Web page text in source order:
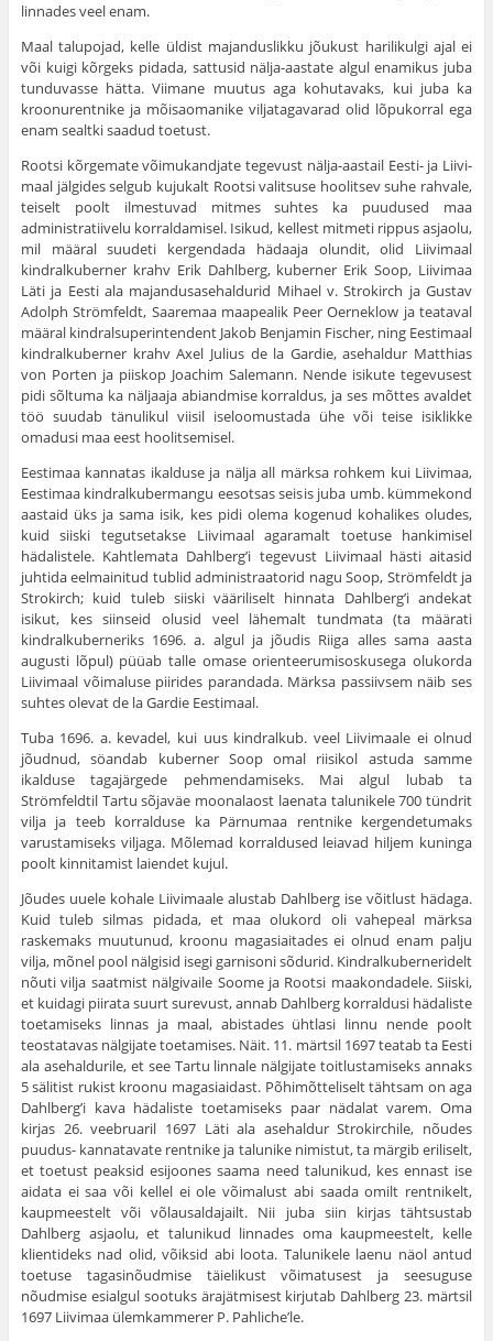
linnades veel enam.
Maal talupojad, kelle üldist majanduslikku jõukust harilikulgi ajal ei
või kuigi kõrgeks pidada, sattusid nälja-aastate algul enamikus juba
tun­duvasse hätta. Viimane muutus aga kohutavaks, kui juba ka
kroonurentnike ja mõisaomanike viljatagavarad olid lõpukorral ega
enam sealtki saadud toetust.
Rootsi kõrgemate võimukandjate tegevust nälja-aastail Eesti- ja Liivi­
maal jälgides selgub kujukalt Rootsi valitsuse hoolitsev suhe rahvale,
tei­selt poolt ilmestuvad mitmes suhtes ka puudused maa
administratiivelu korraldamisel. Isikud, kellest mitmeti rippus asjaolu,
mil määral suudeti kergendada hädaaja olundit, olid Liivimaal
kindralkuberner krahv Erik Dahlberg, kuberner Erik Soop, Liivimaa
Läti ja Eesti ala majandusasehaldurid Mihael v. Strokirch ja Gustav
Adolph Strömfeldt, Saaremaa maapealik Peer Oerneklow ja teataval
määral kindralsuperintendent Jakob Benjamin Fischer, ning Eestimaal
kindralkuberner krahv Axel Julius de la Gardie, asehaldur Matthias
von Porten ja piiskop Joachim Salemann. Nende isikute tegevusest
pidi sõltuma ka näljaaja abiandmise korraldus, ja ses mõttes avaldet
töö suudab tänulikul viisil iseloomustada ühe või teise isiklikke
omadusi maa eest hoolitsemisel.
Eestimaa kannatas ikalduse ja nälja all märksa rohkem kui Liivimaa,
Eestimaa kindralkubermangu eesotsas seisis juba umb. kümmekond
aas­taid üks ja sama isik, kes pidi olema kogenud kohalikes oludes,
kuid siiski tegutsetakse Liivimaal agaramalt toetuse hankimisel
hädalistele. Kahtlemata Dahlberg’i tegevust Liivimaal hästi aitasid
juhtida eelmaini­tud tublid administraatorid nagu Soop, Strömfeldt ja
Strokirch; kuid tuleb siiski vääriliselt hinnata Dahlberg’i andekat
isikut, kes siinseid olusid veel lähemalt tundmata (ta määrati
kindralkuberneriks 1696. a. algul ja jõudis Riiga alles sama aasta
augusti lõpul) püüab talle omase orien­teerumisoskusega olukorda
Liivimaal võimaluse piirides parandada. Märksa passiivsem näib ses
suhtes olevat de la Gardie Eestimaal.
Tuba 1696. a. kevadel, kui uus kindralkub. veel Liivimaale ei olnud
jõudnud, söandab kuberner Soop omal riisikol astuda samme
ikalduse tagajärgede pehmendamiseks. Mai algul lubab ta
Strömfeldtil Tartu sõja­väe moonalaost laenata talunikele 700 tündrit
vilja ja teeb korralduse ka Pärnumaa rentnike kergendetumaks
varustamiseks viljaga. Mõle­mad korraldused leiavad hiljem kuninga
poolt kinnitamist laiendet kujul.
Jõudes uuele kohale Liivimaale alustab Dahlberg ise võitlust hädaga.
Kuid tuleb silmas pidada, et maa olukord oli vahepeal märksa
raskemaks muutunud, kroonu magasiaitades ei olnud enam palju
vilja, mõnel pool nälgisid isegi garnisoni sõdurid. Kindralkuberneridelt
nõuti vilja saatmist nälgivaile Soome ja Rootsi maakondadele. Siiski,
et kuidagi piirata suurt surevust, annab Dahlberg korraldusi hädaliste
toetamiseks linnas ja maal, abistades ühtlasi linnu nende poolt
teostatavas nälgijate toetamises. Näit. 11. märtsil 1697 teatab ta Eesti
ala asehaldurile, et see Tartu linnale nälgijate toitlustamiseks annaks
5 sälitist rukist kroonu magasiaidast. Põhimõtteliselt tähtsam on aga
Dahlberg’i kava hädaliste toetamiseks paar nädalat varem. Oma
kirjas 26. veebruaril 1697 Läti ala asehaldur Strokirchile, nõudes
puudus- kannatavate rentnike ja talunike nimistut, ta märgib eriliselt,
et toetust peaksid esijoones saama need talunikud, kes ennast ise
aidata ei saa või kellel ei ole võimalust abi saada omilt rentnikelt,
kaupmeestelt või võlausaldajailt. Nii juba siin kirjas tähtsustab
Dahlberg asjaolu, et talunikud linnades oma kaupmeestelt, kelle
klientideks nad olid, võik­sid abi loota. Talunikele laenu näol antud
toetuse tagasinõudmise täielikust võimatusest ja seesuguse
nõudmise esialgul sootuks ärajätmisest kirjutab Dahlberg 23. märtsil
1697 Liivimaa ülemkammerer P. Pahliche’le.